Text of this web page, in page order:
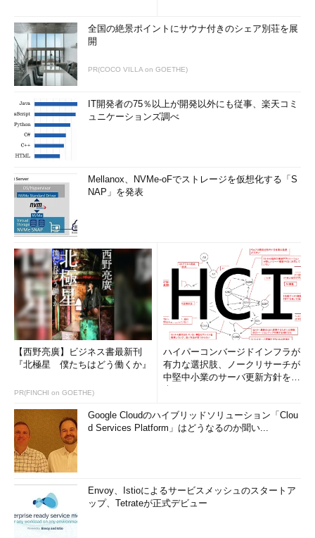
全国の絶景ポイントにサウナ付きのシェア別荘を展
開
PR(COCO VILLA on GOETHE)
IT開発者の75％以上が開発以外にも従事、楽天コミ
ュニケーションズ調べ
Mellanox、NVMe-oFでストレージを仮想化する「S
NAP」を発表
【西野亮廣】ビジネス書最新刊
『北極星 僕たちはどう働くか』
PR(FINCHI on GOETHE)
ハイパーコンバージドインフラが
有力な選択肢、ノークリサーチが
中堅中小業のサーバ更新方針を調
Google Cloudのハイブリッドソリューション「Clou
d Services Platform」はどうなるのか聞い...
Envoy、Istioによるサービスメッシュのスタートア
ップ、Tetrateが正式デビュー